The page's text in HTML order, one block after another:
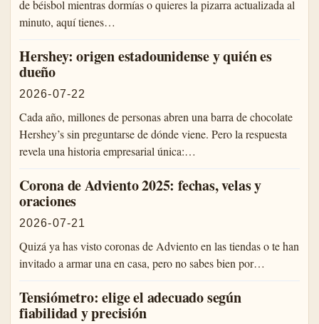
de béisbol mientras dormías o quieres la pizarra actualizada al
minuto, aquí tienes…
Hershey: origen estadounidense y quién es
dueño
2026-07-22
Cada año, millones de personas abren una barra de chocolate
Hershey’s sin preguntarse de dónde viene. Pero la respuesta
revela una historia empresarial única:…
Corona de Adviento 2025: fechas, velas y
oraciones
2026-07-21
Quizá ya has visto coronas de Adviento en las tiendas o te han
invitado a armar una en casa, pero no sabes bien por…
Tensiómetro: elige el adecuado según
fiabilidad y precisión